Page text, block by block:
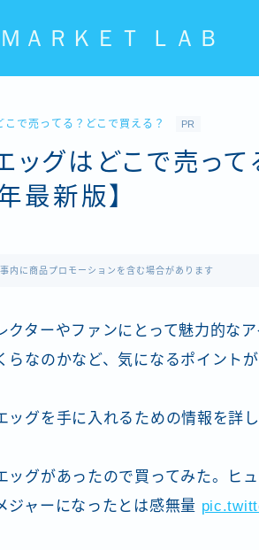
ＡＲＫＥＴ ＬＡＢ
こで売ってる？どこで買える？ PR
ッグはどこで売って
最新版】
内に商品プロモーションを含む場合があります
ターやファンにとって魅力的な
なのかなど、気になるポイントが
グを手に入れるための情報を詳し
ッグがあったので買ってみた。ヒ
ジャーになったとは感無量